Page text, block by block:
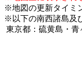
※地図の更新タイミ
※以下の南西諸島及
東京都：硫黄島・